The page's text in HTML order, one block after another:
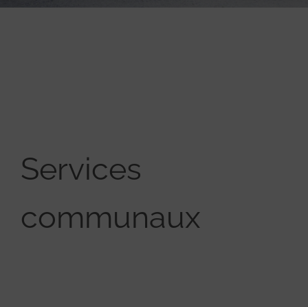
Services
communaux